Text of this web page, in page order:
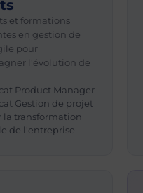
et formations
en gestion de
pour
l'évolution de
Product Manager
Gestion de projet
la transformation
de l'entreprise